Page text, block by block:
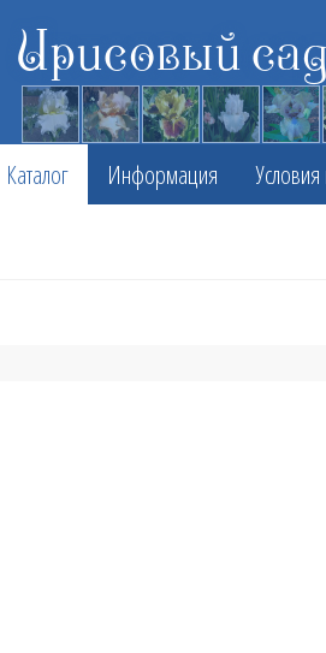
Ирисовый
Каталог Информация